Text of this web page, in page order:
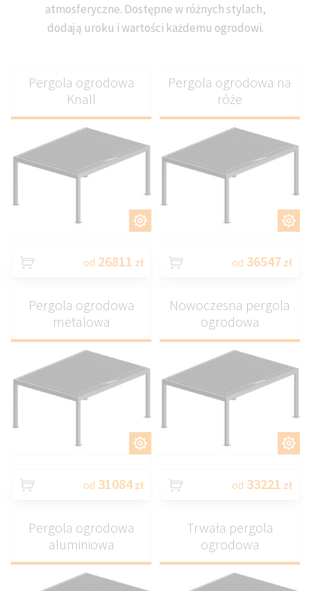
atmosferyczne. Dostępne w różnych stylach,
dodają uroku i wartości każdemu ogrodowi.
DOSTOSUJ
Pergola ogrodowa
Knall
od 26811 zł
DOSTOSUJ
Pergola ogrodowa na
róże
od 36547 zł
DOSTOSUJ
Pergola ogrodowa
metalowa
od 31084 zł
DOSTOSUJ
Nowoczesna pergola
ogrodowa
od 33221 zł
Pergola ogrodowa
aluminiowa
Trwała pergola
ogrodowa